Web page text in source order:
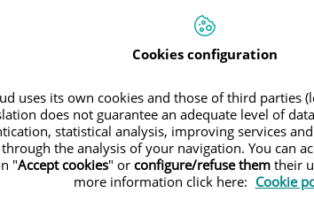
Cookies configuration
uses its own cookies and those of third parties
does not guarantee an adequate level of
statistical analysis, improving services
the analysis of your navigation. You can
"Accept cookies" or configure/refuse themtheir
more information click here: Cookie